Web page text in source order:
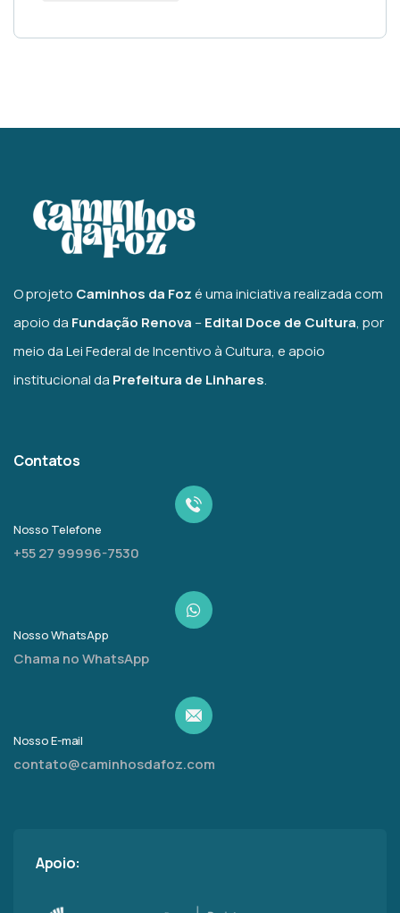
O projeto Caminhos da Fozé uma iniciativa realizada com
apoio da Fundação Renova –Edital Doce de Cultura, por
meio da Lei Federal de Incentivo à Cultura, e apoio
institucional da Prefeitura de Linhares.
Contatos
Nosso Telefone
+55 27 99996-7530
Nosso WhatsApp
Chama no WhatsApp
Nosso E-mail
contato@caminhosdafoz.com
Apoio: